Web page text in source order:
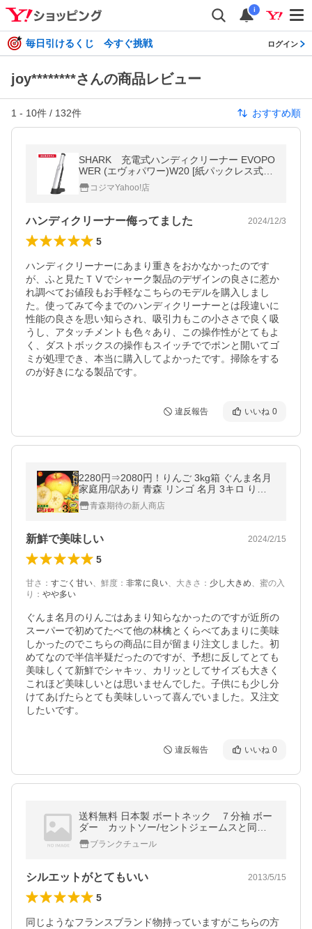
i
毎日引けるくじ 今すぐ挑戦 ログイン
joy********さんの商品レビュー
1 - 10件 / 132件 おすすめ順
SHARK 充電式ハンディクリーナー EVOPO
WER (エヴォパワー)W20 [紙パックレス式 /
コードレス] WV250J-WH
コジマYahoo!店
ハンディクリーナー侮ってました 2024/12/3
5
ハンディクリーナーにあまり重きをおかなかったのです
が、ふと見たＴⅤでシャーク製品のデザインの良さに惹か
れ調べてお値段もお手軽なこちらのモデルを購入しまし
た。使ってみて今までのハンディクリーナーとは段違いに
性能の良さを思い知らされ、吸引力もこの小ささで良く吸
うし、アタッチメントも色々あり、この操作性がとてもよ
く、ダストボックスの操作もスイッチででポンと開いてゴ
ミが処理でき、本当に購入してよかったです。掃除をする
のが好きになる製品です。
違反報告 いいね 0
2280円⇒2080円！りんご 3kg箱 ぐんま名月
家庭用/訳あり 青森 リンゴ 名月 3キロ りん
ご 送料無料 リンゴ 訳あり★名月 家訳 3kg箱
青森期待の新人商店
新鮮で美味しい 2024/2/15
5
甘さ ： すごく甘い、 鮮度 ： 非常に良い、 大きさ ： 少し大きめ、 蜜の入
り ： やや多い
ぐんま名月のりんごはあまり知らなかったのですが近所の
スーパーで初めてたべて他の林檎とくらべてあまりに美味
しかったのでこちらの商品に目が留まり注文しました。初
めてなので半信半疑だったのですが、予想に反してとても
美味しくて新鮮でシャキッ、カリッとしてサイズも大きく
これほど美味しいとは思いませんでした。子供にも少し分
けてあげたらとても美味しいって喜んでいました。又注文
したいです。
違反報告 いいね 0
送料無料 日本製 ボートネック ７分袖 ボー
ダー カットソー/セントジェームスと同じ
工法で作られた生地を使用！/体型カバー/着
痩せ/レディース/新作
ブランクチュール
シルエットがとてもいい 2013/5/15
5
同じようなフランスブランド物持っていますがこちらの方